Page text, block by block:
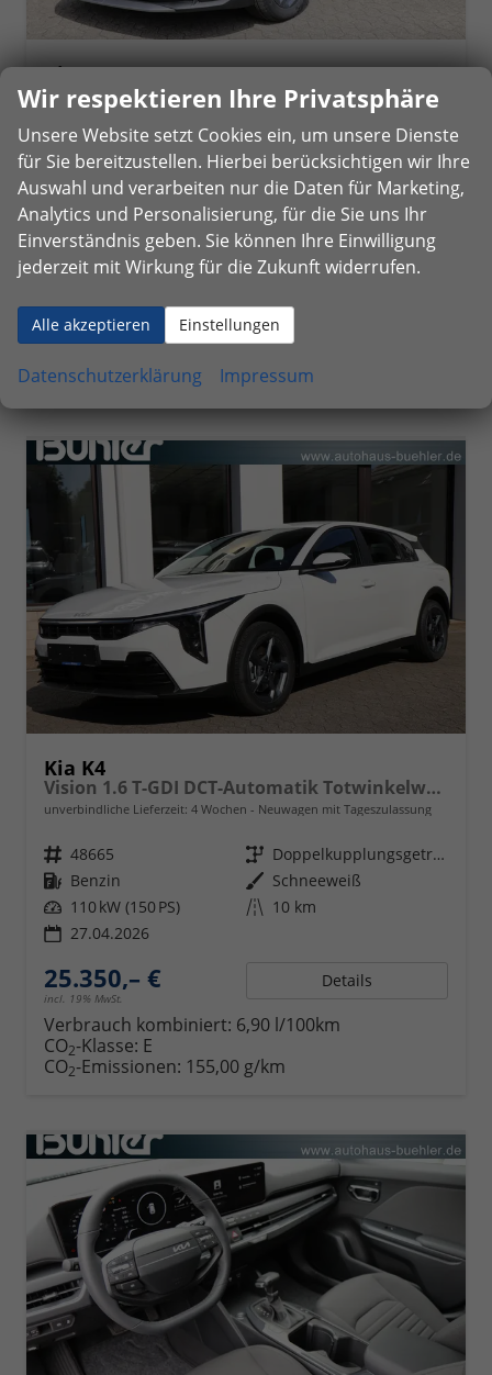
Kia K4
Vision 1.0 T-GDI Totwinkelwarner, Navigation, Sitzheizung, LED-Scheinwerfer
unverbindliche Lieferzeit: Neuwagen mit Tageszulassung
Fahrzeugnr. 49048 Getriebe Schalt. 6-Gang
Kraftstoff Benzin Außenfarbe Stahlgrau Metallic
Leistung 85 kW (116 PS) Kilometerstand 10 km
10.06.2026
22.750,– €
incl. 19% MwSt.
Verbrauch kombiniert:6,00 l/100km
CO -Klasse:D
CO2-Emissionen:135,00 g/km
Kia K4
Vision 1.6 T-GDI DCT-Automatik Totwinkelwarner, Navigation, LED-Scheinwerfer
unverbindliche Lieferzeit: 4 Wochen Neuwagen mit Tageszulassung
Fahrzeugnr. 48665 Getriebe
Doppelkupplungsgetriebe (DSG)
Kraftstoff Benzin Außenfarbe Schneeweiß
Leistung 110 kW (150 PS) Kilometerstand 10 km
27.04.2026
25.350,– €
incl. 19% MwSt.
Details
Verbrauch kombiniert: 6,90 l/100km
CO2-Klasse: E
CO2-Emissionen: 155,00 g/km
Wir respektieren Ihre Privatsphäre
Unsere Website setzt Cookies ein, um unsere Dienste
für Sie bereitzustellen. Hierbei berücksichtigen wir Ihre
Auswahl und verarbeiten nur die Daten für Marketing,
Analytics und Personalisierung, für die Sie uns Ihr
Einverständnis geben. Sie können Ihre Einwilligung
jederzeit mit Wirkung für die Zukunft widerrufen.
Alle akzeptieren Einstellungen
Datenschutzerklärung Impressum